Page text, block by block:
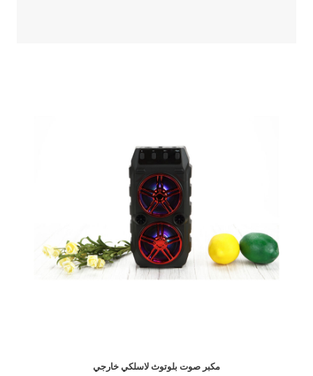
مكبر صوت بلوتوث لاسلكي خارجي